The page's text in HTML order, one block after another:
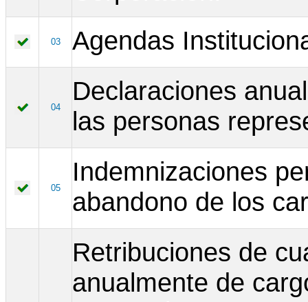
03 Agendas
04
Declaraciones
las personas
05
Indemnizaciones
abandono de los
Retribuciones de
anualmente de